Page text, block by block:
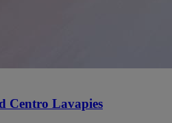
Centro Lavapies